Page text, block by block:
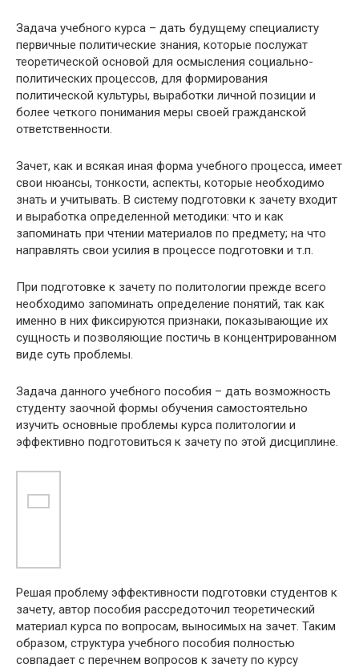
Задача учебного курса – дать будущему специалисту
первичные политические знания, которые послужат
теоретической основой для осмысления социально-
политических процессов, для формирования
политической культуры, выработки личной позиции и
более четкого понимания меры своей гражданской
ответственности.
Зачет, как и всякая иная форма учебного процесса, имеет
свои нюансы, тонкости, аспекты, которые необходимо
знать и учитывать. В систему подготовки к зачету входит
и выработка определенной методики: что и как
запоминать при чтении материалов по предмету; на что
направлять свои усилия в процессе подготовки и т.п.
При подготовке к зачету по политологии прежде всего
необходимо запоминать определение понятий, так как
именно в них фиксируются признаки, показывающие их
сущность и позволяющие постичь в концентрированном
виде суть проблемы.
Задача данного учебного пособия – дать возможность
студенту заочной формы обучения самостоятельно
изучить основные проблемы курса политологии и
эффективно подготовиться к зачету по этой дисциплине.
Решая проблему эффективности подготовки студентов к
зачету, автор пособия рассредоточил теоретический
материал курса по вопросам, выносимых на зачет. Таким
образом, структура учебного пособия полностью
совпадает с перечнем вопросов к зачету по курсу